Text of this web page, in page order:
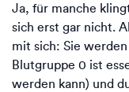
Ja, für manche
sich erst gar nicht.
mit sich: Sie
Blutgruppe 0 ist
werden kann) und